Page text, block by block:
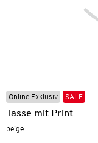
Online Exklusiv SALE
Tasse mit Print
beige